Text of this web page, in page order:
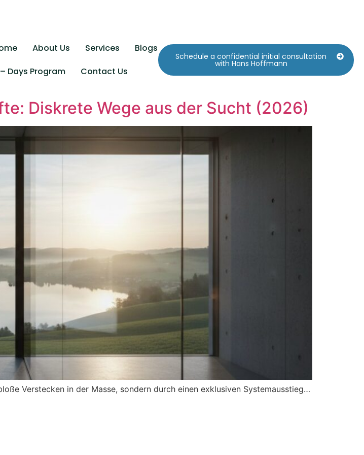
About Us Services
Blogs
Days Program
Contact Us
Schedule a confidential initial consultation
with Hans Hoffmann
Diskrete Wege aus der Sucht (2026)
Verstecken in der Masse, sondern durch einen exklusiven Systemausstieg…